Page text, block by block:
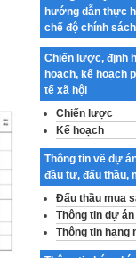
Quy định về
dụng khoa học,
mới sáng tạo và
Quy định chi tiết
thi hành một số
lịch tư…
Sửa đổi, bổ
dung tại Nghị
CP ngày 24
Ban hành
động của Chính
Nghị quyết số
17…
hướng dẫn thực
chế độ chính sách
Chiến lược, định
hoạch, kế hoạch
tế xã hội
Chiến lược
Kế hoạch
Thông tin về dự
đầu tư, đấu thầu,
Đấu thầu mua
Thông tin dự án
Thông tin hạng